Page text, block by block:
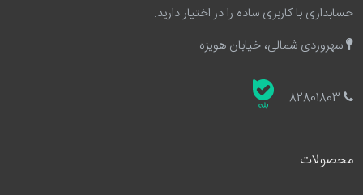
حسابداری با کاربری ساده را در اختیار دارید.
سهروردی شمالی، خیابان هویزه
محصولات